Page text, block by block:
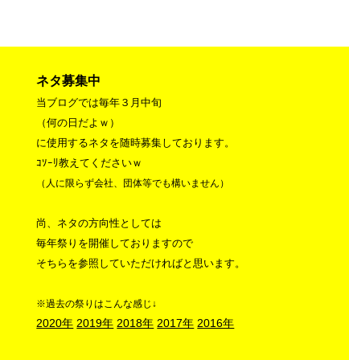
ネタ募集中
当ブログでは毎年３月中旬
（何の日だよｗ）
に使用するネタを随時募集しております。
ｺｿｰﾘ教えてくださいｗ
（人に限らず会社、団体等でも構いません）
尚、ネタの方向性としては
毎年祭りを開催しておりますので
そちらを参照していただければと思います。
※過去の祭りはこんな感じ↓
2020年 2019年 2018年 2017年 2016年